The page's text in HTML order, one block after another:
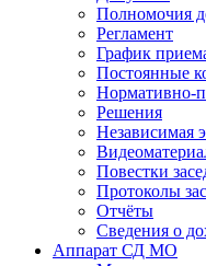
Полномочия
Регламент
График
Постоянные
Нормативно-
Решения
Независимая
Повестки
Протоколы
Отчёты
Сведения о
Аппарат СД МО